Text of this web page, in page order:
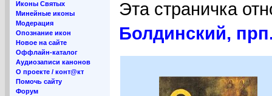
Иконы Святых
Минейные иконы
Модерация
Опознание икон
Новое на сайте
Оффлайн-каталог
Аудиозаписи канонов
О проекте / конт@кт
Помочь сайту
Форум
Эта страничка
Болдинский,